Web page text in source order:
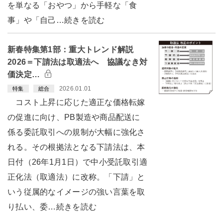
を単なる「おやつ」から手軽な「食
事」や「自己…続きを読む
新春特集第1部：重大トレンド解説
2026＝下請法は取適法へ 協議なき対
価決定…
特集 総合 2026.01.01
コスト上昇に応じた適正な価格転嫁
の促進に向け、PB製造や商品配送に
係る委託取引への規制が大幅に強化さ
れる。その根拠法となる下請法は、本
日付（26年1月1日）で中小受託取引適
正化法（取適法）に改称。「下請」と
いう従属的なイメージの強い言葉を取
り払い、委…続きを読む